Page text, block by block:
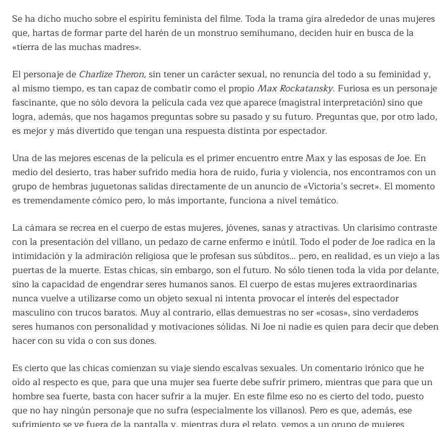
Se ha dicho mucho sobre el espíritu feminista del filme. Toda la trama gira alrededor de unas mujeres
que, hartas de formar parte del harén de un monstruo semihumano, deciden huir en busca de la
«tierra de las muchas madres».
El personaje de Charlize Theron, sin tener un carácter sexual, no renuncia del todo a su feminidad y,
al mismo tiempo, es tan capaz de combatir como el propio Max Rockatansky. Furiosa es un personaje
fascinante, que no sólo devora la película cada vez que aparece (magistral interpretación) sino que
logra, además, que nos hagamos preguntas sobre su pasado y su futuro. Preguntas que, por otro lado,
es mejor y más divertido que tengan una respuesta distinta por espectador.
Una de las mejores escenas de la película es el primer encuentro entre Max y las esposas de Joe. En
medio del desierto, tras haber sufrido media hora de ruido, furia y violencia, nos encontramos con un
grupo de hembras juguetonas salidas directamente de un anuncio de «Victoria’s secret». El momento
es tremendamente cómico pero, lo más importante, funciona a nivel temático.
La cámara se recrea en el cuerpo de estas mujeres, jóvenes, sanas y atractivas. Un clarísimo contraste
con la presentación del villano, un pedazo de carne enfermo e inútil. Todo el poder de Joe radica en la
intimidación y la admiración religiosa que le profesan sus súbditos… pero, en realidad, es un viejo a las
puertas de la muerte. Estas chicas, sin embargo, son el futuro. No sólo tienen toda la vida por delante,
sino la capacidad de engendrar seres humanos sanos. El cuerpo de estas mujeres extraordinarias
nunca vuelve a utilizarse como un objeto sexual ni intenta provocar el interés del espectador
masculino con trucos baratos. Muy al contrario, ellas demuestras no ser «cosas», sino verdaderos
seres humanos con personalidad y motivaciones sólidas. Ni Joe ni nadie es quien para decir que deben
hacer con su vida o con sus dones.
Es cierto que las chicas comienzan su viaje siendo escalvas sexuales. Un comentario irónico que he
oído al respecto es que, para que una mujer sea fuerte debe sufrir primero, mientras que para que un
hombre sea fuerte, basta con hacer sufrir a la mujer. En este filme eso no es cierto del todo, puesto
que no hay ningún personaje que no sufra (especialmente los villanos). Pero es que, además, ese